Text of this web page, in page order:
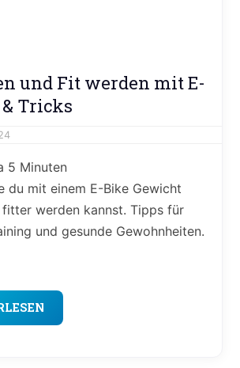
und Fit werden mit E-
Tricks
5 Minuten
du mit einem E-Bike Gewicht
werden kannst. Tipps für
und gesunde Gewohnheiten.